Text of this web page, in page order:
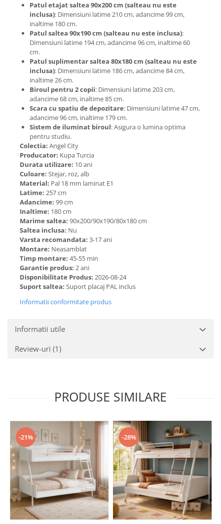
Patul etajat saltea 90x200 cm (salteau nu este
inclusa): Dimensiuni latime 210 cm, adancime 99 cm,
inaltime 180 cm.
Patul saltea 90x190 cm (salteau nu este inclusa):
Dimensiuni latime 194 cm, adancime 96 cm, inaltime 60
cm.
Patul suplimentar saltea 80x180 cm (salteau nu este
inclusa): Dimensiuni latime 186 cm, adancime 84 cm,
inaltime 26 cm.
Biroul pentru 2 copii: Dimensiuni latime 203 cm,
adancime 68 cm, inaltime 85 cm.
Scara cu spatiu de depozitare: Dimensiuni latime 47 cm,
adancime 96 cm, inaltime 179 cm.
Sistem de iluminat biroul: Asigura o lumina optima
pentru studiu.
Colectia: Angel City
Producator: Kupa Turcia
Durata utilizare: 10 ani
Culoare: Stejar, roz, alb
Material: Pal 18 mm laminat E1
Latime: 257 cm
Adancime: 99 cm
Inaltime: 180 cm
Marime saltea: 90x200/90x190/80x180 cm
Saltea inclusa: Nu
Varsta recomandata: 3-17 ani
Montare: Neasamblat
Timp montare: 45-55 min
Garantie produs: 2 ani
Disponibilitate Produs: 2026-08-24
Suport saltea: Suport placaj PAL inclus
Informatii conformitate produs
Informatii utile
Review-uri (1)
PRODUSE SIMILARE
-21% -28%